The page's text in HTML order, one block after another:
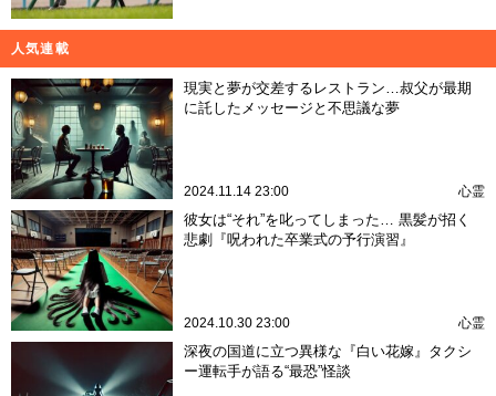
人気連載
現実と夢が交差するレストラン…叔父が最期
に託したメッセージと不思議な夢
2024.11.14 23:00 心霊
彼女は“それ”を叱ってしまった… 黒髪が招く
悲劇『呪われた卒業式の予行演習』
2024.10.30 23:00 心霊
深夜の国道に立つ異様な『白い花嫁』タクシ
ー運転手が語る“最恐”怪談